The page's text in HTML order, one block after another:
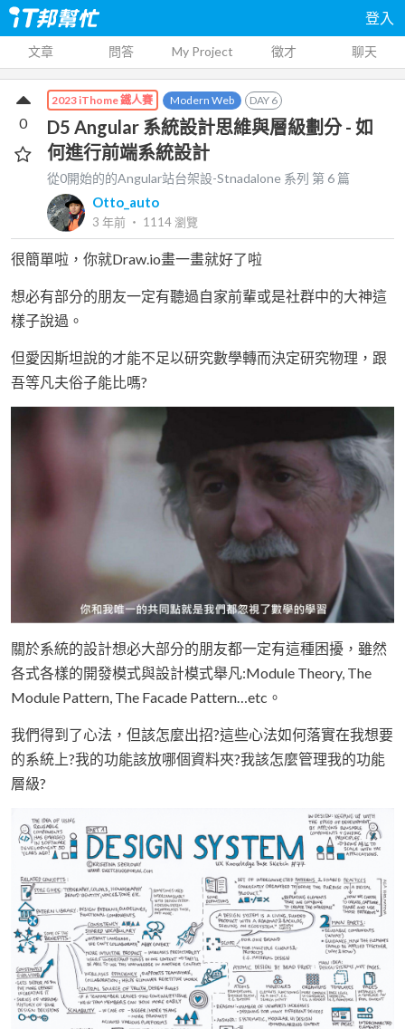
登入
文章 問答 My Project 徵才 聊天
2023 iThome 鐵人賽 Modern Web DAY 6
D5 Angular 系統設計思維與層級劃分 - 如
何進行前端系統設計
從0開始的的Angular站台架設-Stnadalone 系列 第6 篇
Otto_auto
3 年前 ‧ 1114瀏覽
0
很簡單啦，你就Draw.io畫一畫就好了啦
想必有部分的朋友一定有聽過自家前輩或是社群中的大神這
樣子說過。
但愛因斯坦說的才能不足以研究數學轉而決定研究物理，跟
吾等凡夫俗子能比嗎?
關於系統的設計想必大部分的朋友都一定有這種困擾，雖然
各式各樣的開發模式與設計模式舉凡:Module Theory, The
Module Pattern, The Facade Pattern…etc。
我們得到了心法，但該怎麼出招?這些心法如何落實在我想要
的系統上?我的功能該放哪個資料夾?我該怎麼管理我的功能
層級?